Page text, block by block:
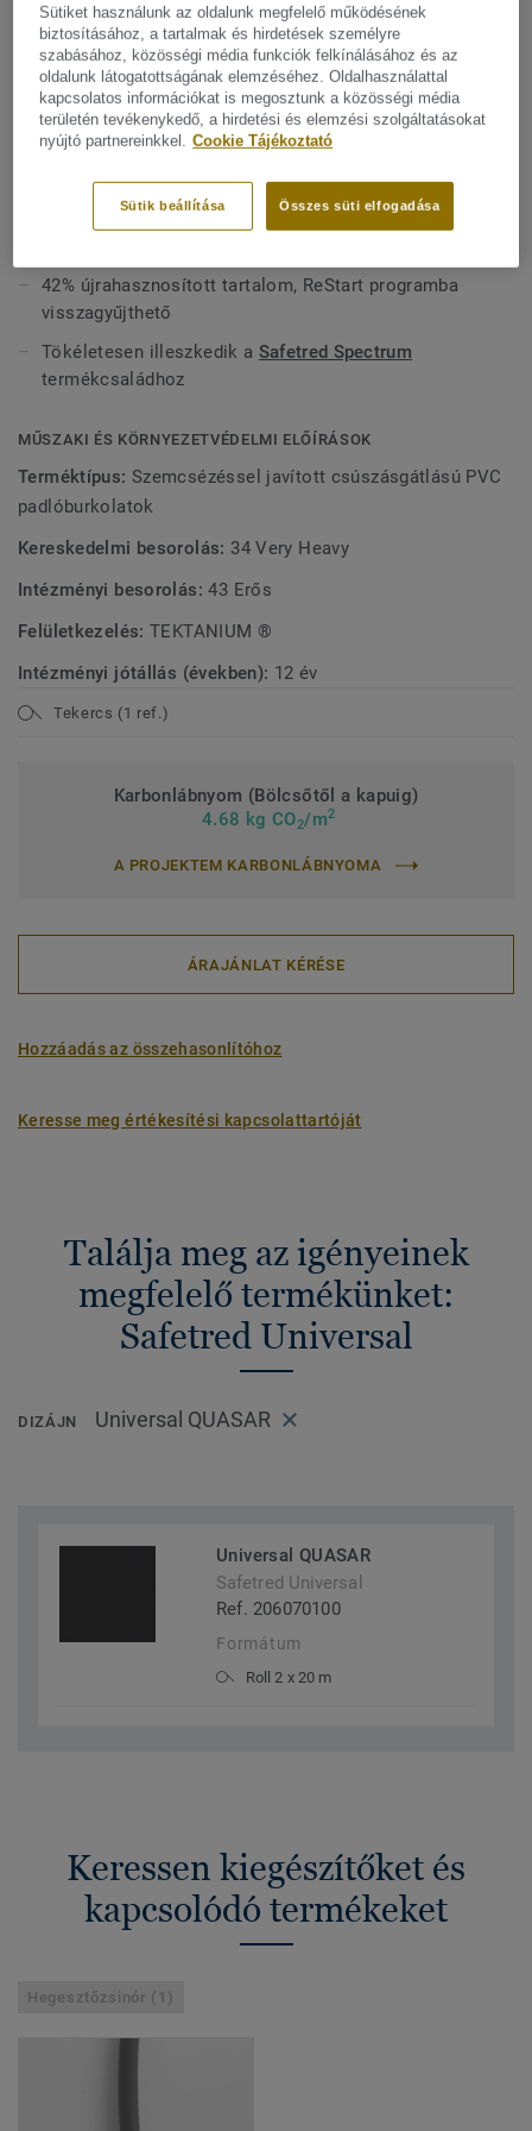
matt felületű, irányfüggetlen mintázat visszafogott
színválasztékkal párosul, amely a biztonsági
padlóburkolataink kínálatában klasszikus megoldásnak
számít.
FŐBB JELLEMZŐK
Franciaországban készül
Modern, több színű, szikrázó hatású mintázat matt
felülettel
Tektanium foltálló felületkezelés
42% újrahasznosított tartalom, ReStart programba
visszagyűjthető
Tökéletesen illeszkedik a Safetred Spectrum
termékcsaládhoz
MŰSZAKI ÉS KÖRNYEZETVÉDELMI ELŐÍRÁSOK
Terméktípus: Szemcsézéssel javított csúszásgátlású PVC
padlóburkolatok
Kereskedelmi besorolás: 34 Very Heavy
Intézményi besorolás:43 Erős
Felületkezelés:TEKTANIUM ®
Intézményi jótállás (években): 12 év
Tekercs (1 ref.)
Karbonlábnyom (Bölcsőtől a kapuig)
4.68 kg CO2/m2
A PROJEKTEM KARBONLÁBNYOMA
ÁRAJÁNLAT KÉRÉSE
Hozzáadás az összehasonlítóhoz
Keresse meg értékesítési kapcsolattartóját
Találja meg az igényeinek
megfelelő termékünket:
Safetred Universal
DIZÁJN Universal QUASAR
Universal QUASAR
Safetred Universal
Ref. 206070100
Formátum
Roll 2 x 20 m
Keressen kiegészítőket és
kapcsolódó termékeket
Hegesztőzsinór (1)
Sütiket használunk az oldalunk megfelelő működésének
biztosításához, a tartalmak és hirdetések személyre
szabásához, közösségi média funkciók felkínálásához és az
oldalunk látogatottságának elemzéséhez. Oldalhasználattal
kapcsolatos információkat is megosztunk a közösségi média
területén tevékenykedő, a hirdetési és elemzési szolgáltatásokat
nyújtó partnereinkkel. Cookie Tájékoztató
Összes süti elfogadása
Sütik beállítása